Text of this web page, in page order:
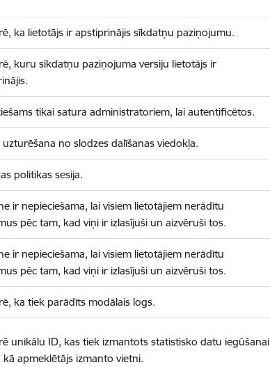
ka lietotājs ir apstiprinājis sīkdatņu paziņojumu.
kuru sīkdatņu paziņojuma versiju lietotājs ir
tikai satura administratoriem, lai autentificētos.
uzturēšana no slodzes dalīšanas viedokļa.
politikas sesija.
ir nepieciešama, lai visiem lietotājiem nerādītu
pēc tam, kad viņi ir izlasījuši un aizvēruši tos.
ir nepieciešama, lai visiem lietotājiem nerādītu
pēc tam, kad viņi ir izlasījuši un aizvēruši tos.
ka tiek parādīts modālais logs.
unikālu ID, kas tiek izmantots statistisko datu iegūšanai
apmeklētājs izmanto vietni.